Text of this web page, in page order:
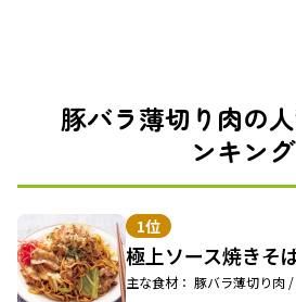
豚バラ薄切り肉の
ンキング
1位
極上ソース焼きそ
主な食材： 豚バラ薄切り肉